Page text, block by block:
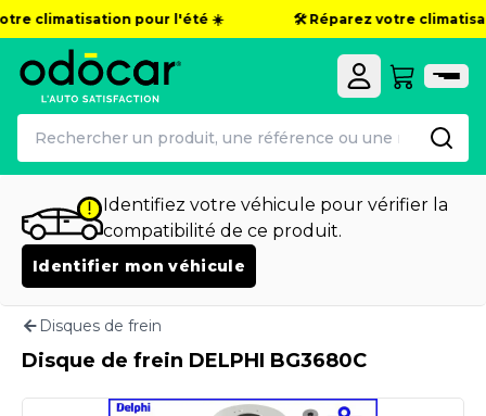
climatisation pour l'été ☀️ 🛠️ Réparez votre
Identifiez votre véhicule pour vérifier la
compatibilité de ce produit.
Identifier mon véhicule
Disques de frein
Disque de frein DELPHI BG3680C